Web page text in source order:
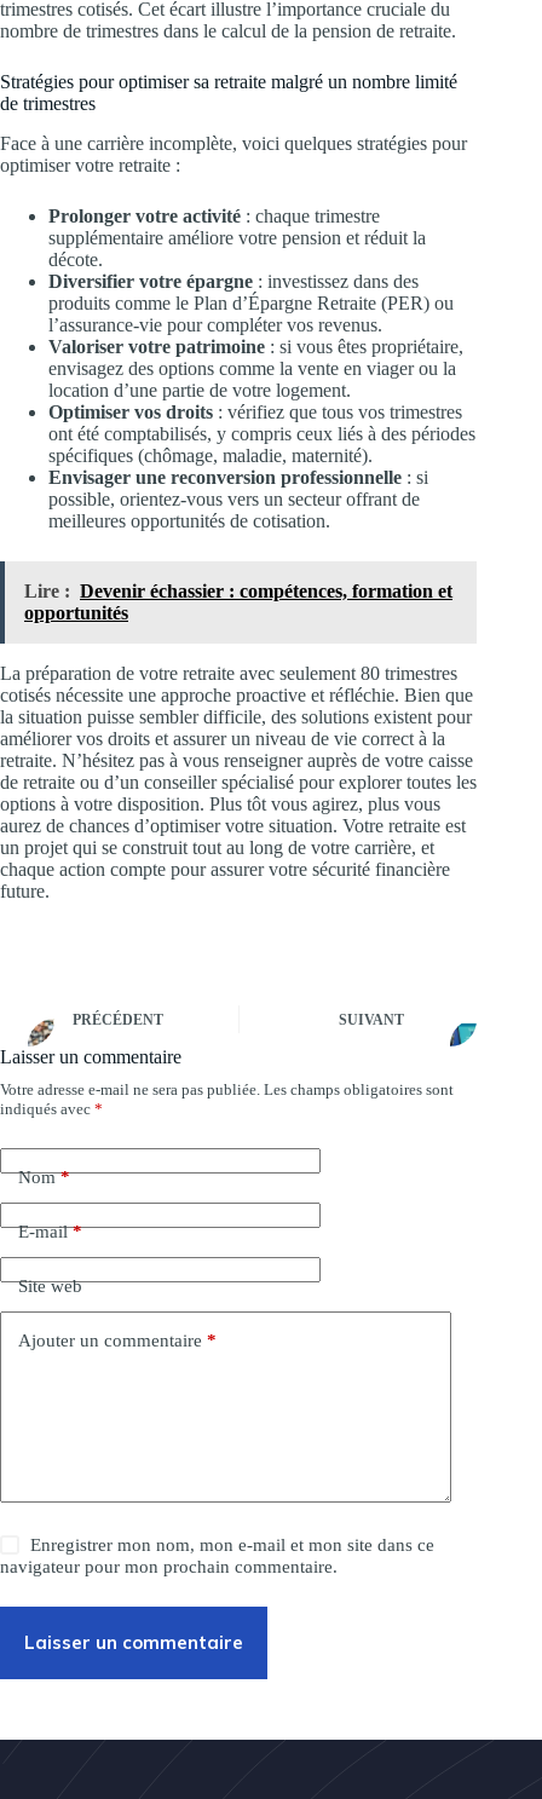
trimestres cotisés. Cet écart illustre l’importance cruciale du
nombre de trimestres dans le calcul de la pension de retraite.
Stratégies pour optimiser sa retraite malgré un nombre limité
de trimestres
Face à une carrière incomplète, voici quelques stratégies pour
optimiser votre retraite :
Prolonger votre activité : chaque trimestre
supplémentaire améliore votre pension et réduit la
décote.
Diversifier votre épargne : investissez dans des
produits comme le Plan d’Épargne Retraite (PER) ou
l’assurance-vie pour compléter vos revenus.
Valoriser votre patrimoine : si vous êtes propriétaire,
envisagez des options comme la vente en viager ou la
location d’une partie de votre logement.
Optimiser vos droits : vérifiez que tous vos trimestres
ont été comptabilisés, y compris ceux liés à des périodes
spécifiques (chômage, maladie, maternité).
Envisager une reconversion professionnelle : si
possible, orientez-vous vers un secteur offrant de
meilleures opportunités de cotisation.
Lire : Devenir échassier : compétences, formation et
opportunités
La préparation de votre retraite avec seulement 80 trimestres
cotisés nécessite une approche proactive et réfléchie. Bien que
la situation puisse sembler difficile, des solutions existent pour
améliorer vos droits et assurer un niveau de vie correct à la
retraite. N’hésitez pas à vous renseigner auprès de votre caisse
de retraite ou d’un conseiller spécialisé pour explorer toutes les
options à votre disposition. Plus tôt vous agirez, plus vous
aurez de chances d’optimiser votre situation. Votre retraite est
un projet qui se construit tout au long de votre carrière, et
chaque action compte pour assurer votre sécurité financière
future.
PRÉCÉDENT SUIVANT
Laisser un commentaire
Votre adresse e-mail ne sera pas publiée. Les champs obligatoires sont
indiqués avec *
Nom*
E-mail*
Site web
Ajouter un commentaire *
Enregistrer mon nom, mon e-mail et mon site dans ce
navigateur pour mon prochain commentaire.
Laisser un commentaire
A
l
r
n
v
e